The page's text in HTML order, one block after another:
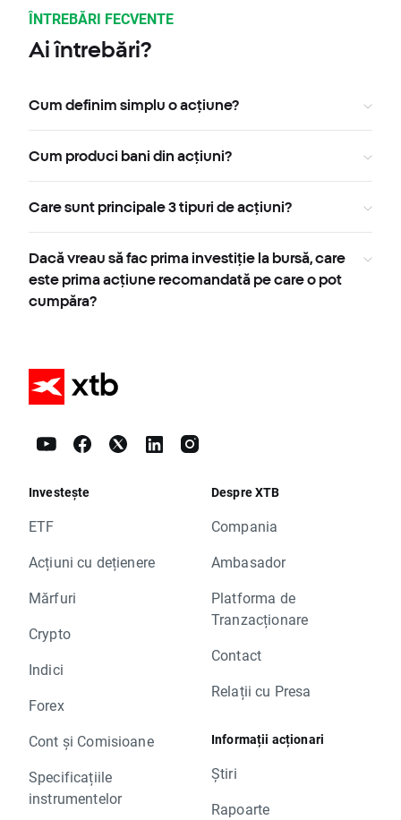
ÎNTREBĂRI FECVENTE
Ai întrebări?
Cum definim simplu o acțiune?
Cum produci bani din acțiuni?
Care sunt principale 3 tipuri de acțiuni?
Dacă vreau să fac prima investiție la bursă, care
este prima acțiune recomandată pe care o pot
cumpăra?
Investește
ETF
Acțiuni cu dețienere
Mărfuri
Crypto
Indici
Forex
Cont și Comisioane
Specificațiile
instrumentelor
Despre XTB
Compania
Ambasador
Platforma de
Tranzacționare
Contact
Relații cu Presa
Informații acționari
Știri
Rapoarte